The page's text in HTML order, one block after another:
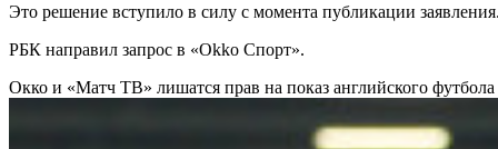
Это решение вступило в силу с момента публикации
РБК направил запрос в «Okko Спорт».
Окко и «Матч ТВ» лишатся прав на показ английского футбола